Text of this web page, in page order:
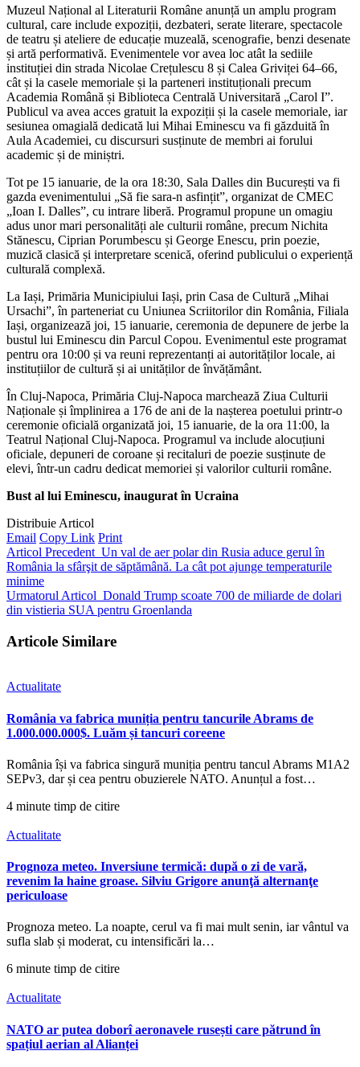
Muzeul Național al Literaturii Române anunță un amplu program
cultural, care include expoziții, dezbateri, serate literare, spectacole
de teatru și ateliere de educație muzeală, scenografie, benzi desenate
și artă performativă. Evenimentele vor avea loc atât la sediile
instituției din strada Nicolae Crețulescu 8 și Calea Griviței 64–66,
cât și la casele memoriale și la parteneri instituționali precum
Academia Română și Biblioteca Centrală Universitară „Carol I”.
Publicul va avea acces gratuit la expoziții și la casele memoriale, iar
sesiunea omagială dedicată lui Mihai Eminescu va fi găzduită în
Aula Academiei, cu discursuri susținute de membri ai forului
academic și de miniștri.
Tot pe 15 ianuarie, de la ora 18:30, Sala Dalles din București va fi
gazda evenimentului „Să fie sara-n asfințit”, organizat de CMEC
„Ioan I. Dalles”, cu intrare liberă. Programul propune un omagiu
adus unor mari personalități ale culturii române, precum Nichita
Stănescu, Ciprian Porumbescu și George Enescu, prin poezie,
muzică clasică și interpretare scenică, oferind publicului o experiență
culturală complexă.
La Iași, Primăria Municipiului Iași, prin Casa de Cultură „Mihai
Ursachi”, în parteneriat cu Uniunea Scriitorilor din România, Filiala
Iași, organizează joi, 15 ianuarie, ceremonia de depunere de jerbe la
bustul lui Eminescu din Parcul Copou. Evenimentul este programat
pentru ora 10:00 și va reuni reprezentanți ai autorităților locale, ai
instituțiilor de cultură și ai unităților de învățământ.
În Cluj-Napoca, Primăria Cluj-Napoca marchează Ziua Culturii
Naționale și împlinirea a 176 de ani de la nașterea poetului printr-o
ceremonie oficială organizată joi, 15 ianuarie, de la ora 11:00, la
Teatrul Național Cluj-Napoca. Programul va include alocuțiuni
oficiale, depuneri de coroane și recitaluri de poezie susținute de
elevi, într-un cadru dedicat memoriei și valorilor culturii române.
Bust al lui Eminescu, inaugurat în Ucraina
Distribuie Articol
Email Copy Link Print
Articol Precedent Un val de aer polar din Rusia aduce gerul în
România la sfârşit de săptămână. La cât pot ajunge temperaturile
minime
Urmatorul Articol Donald Trump scoate 700 de miliarde de dolari
din vistieria SUA pentru Groenlanda
Articole Similare
Actualitate
România va fabrica muniția pentru tancurile Abrams de
1.000.000.000$. Luăm și tancuri coreene
România își va fabrica singură muniția pentru tancul Abrams M1A2
SEPv3, dar și cea pentru obuzierele NATO. Anunțul a fost…
4 minute timp de citire
Actualitate
Prognoza meteo. Inversiune termică: după o zi de vară,
revenim la haine groase. Silviu Grigore anunţă alternanţe
periculoase
Prognoza meteo. La noapte, cerul va fi mai mult senin, iar vântul va
sufla slab și moderat, cu intensificări la…
6 minute timp de citire
Actualitate
NATO ar putea doborî aeronavele rusești care pătrund în
spațiul aerian al Alianței